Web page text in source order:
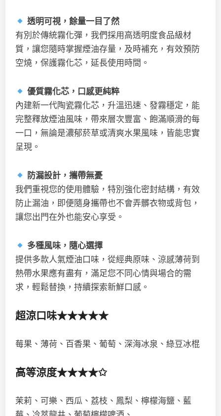
透明可視，餘量一目了然
有別於傳統霧化彈，我們採用高透明度食品級材
質，讓您隨時掌握煙油存量，及時補充，有效預防
空燒，保護霧化芯，延長使用時間。
優質霧化芯，口感更純粹
內建新一代陶瓷霧化芯，升溫迅速、發霧穩定，能
完整釋放煙油風味，帶來層次豐富、飽滿順滑的每
一口，無論是濃郁菸草或清爽水果風味，皆能忠實
呈現。
防漏設計，攜帶無憂
我們重視您的使用體驗，特別強化密封結構，有效
防止漏油，即便隨身攜帶也不會弄髒衣物或背包，
讓您出門在外也能安心享受。
多種風味，隨心選擇
提供多款人氣煙油口味，從經典原味、涼感薄荷到
熱帶水果應有盡有，滿足您不同心情與場合的需
求，輕鬆替換，持續探索新鮮口感。
超涼口味★★★★★
莓果、薄荷、百香果、葡萄、深海冰泉、綠豆冰棍
高等涼度★★★★✩
茉莉、可樂、西瓜、荔枝、鳳梨、檸檬海鹽、藍